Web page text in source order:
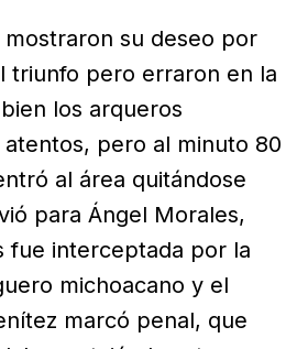
su deseo por
triunfo pero erraron en la
los arqueros
pero al minuto 80
al área quitándose
para Ángel Morales,
fue interceptada por la
michoacano y el
marcó penal, que